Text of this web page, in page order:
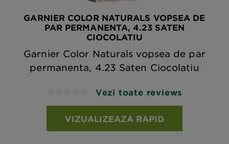
GARNIER COLOR NATURALS VOPSEA DE
PAR PERMANENTA, 4.23 SATEN
CIOCOLATIU
Garnier Color Naturals vopsea de par
permanenta, 4.23 Saten Ciocolatiu
No reviews Vezi toate reviews
VIZUALIZEAZA RAPID